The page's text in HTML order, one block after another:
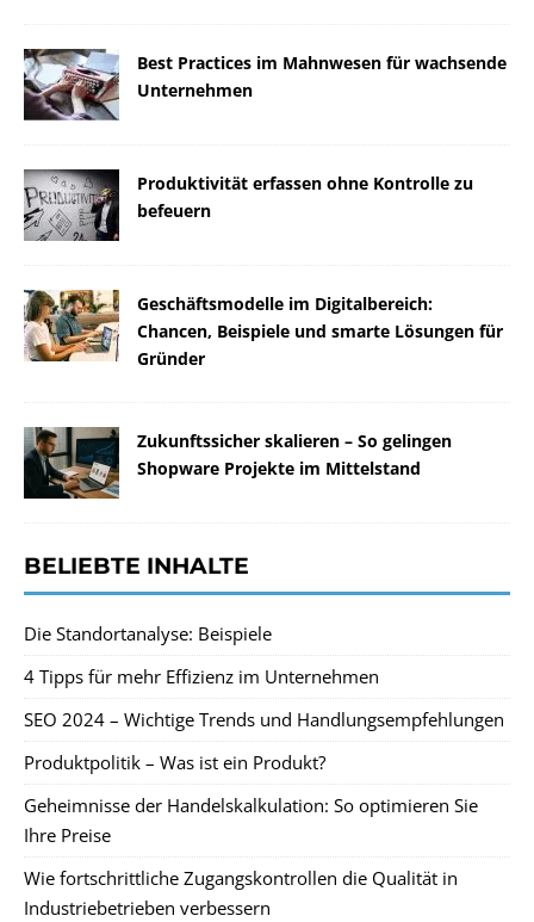
Best Practices im Mahnwesen für wachsende
Unternehmen
Produktivität erfassen ohne Kontrolle zu
befeuern
Geschäftsmodelle im Digitalbereich:
Chancen, Beispiele und smarte Lösungen für
Gründer
Zukunftssicher skalieren – So gelingen
Shopware Projekte im Mittelstand
BELIEBTE INHALTE
Die Standortanalyse: Beispiele
4 Tipps für mehr Effizienz im Unternehmen
SEO 2024 – Wichtige Trends und Handlungsempfehlungen
Produktpolitik – Was ist ein Produkt?
Geheimnisse der Handelskalkulation: So optimieren Sie
Ihre Preise
Wie fortschrittliche Zugangskontrollen die Qualität in
Industriebetrieben verbessern